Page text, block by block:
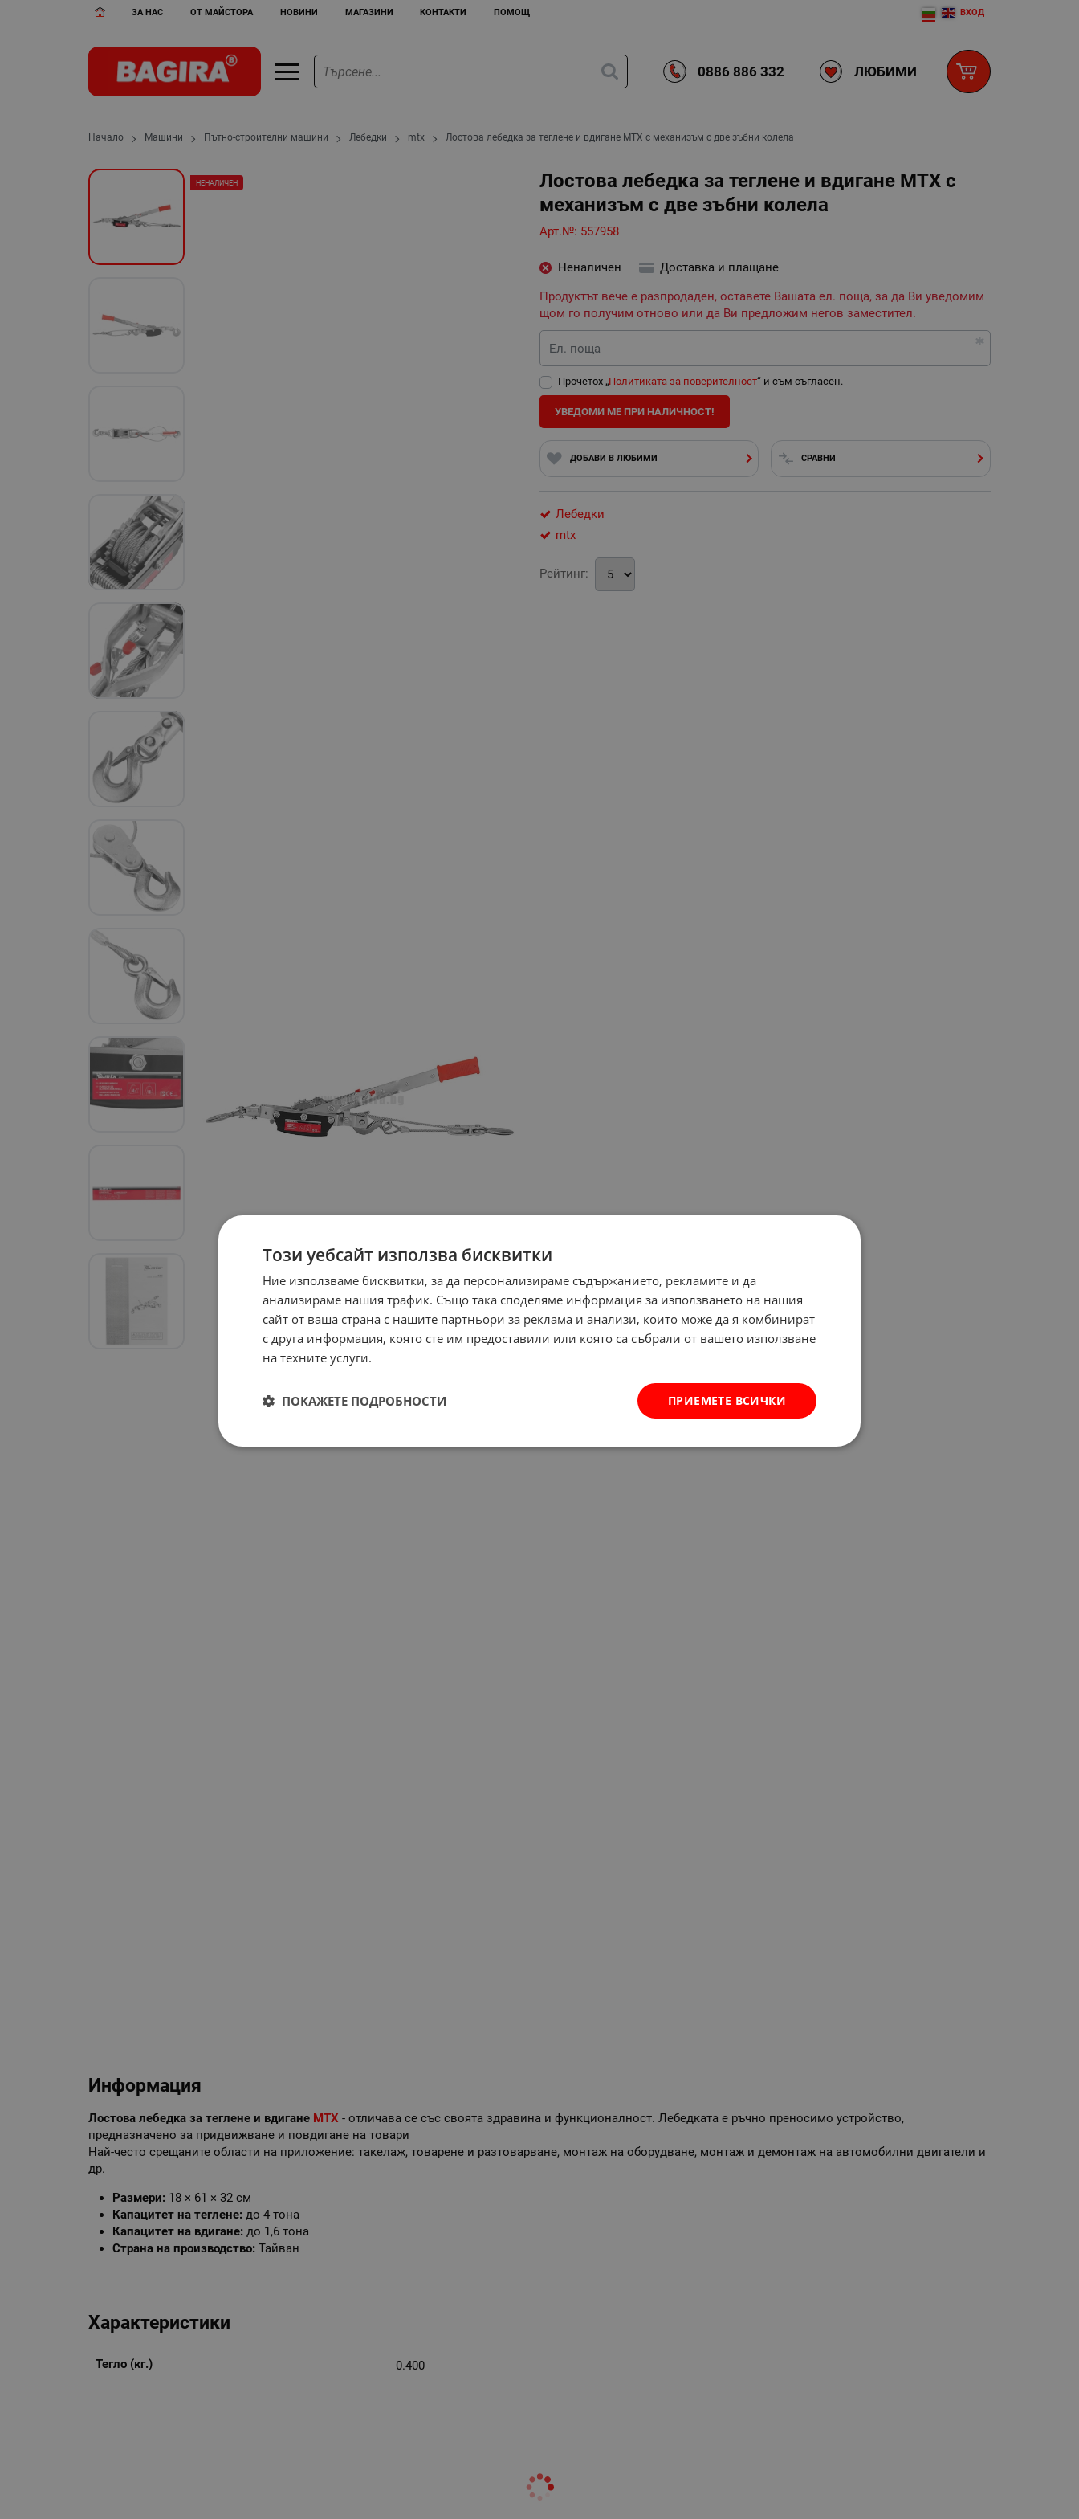
ЗА НАС ОТ МАЙСТОРА НОВИНИ МАГАЗИНИ КОНТАКТИ ПОМОЩ ВХОД
0886 886 332 ЛЮБИМИ
Начало Машини Пътно-строителни машини Лебедки mtx Лостова лебедка за теглене и вдигане MTX с механизъм с две зъбни колела
Лостова лебедка за теглене и вдигане MTX с
механизъм с две зъбни колела
Арт.№: 557958
НЕНАЛИЧЕН
Неналичен
Доставка и плащане
Продуктът вече е разпродаден, оставете Вашата ел. поща, за да Ви уведомим
щом го получим отново или да Ви предложим негов заместител.
Ел. поща
Прочетох „Политиката за поверителност“ и съм съгласен.
УВЕДОМИ МЕ ПРИ НАЛИЧНОСТ!
ДОБАВИ В ЛЮБИМИ СРАВНИ
Лебедки
mtx
Рейтинг:
Информация
Лостова лебедка за теглене и вдигане MTX - отличава се със своята здравина и функционалност. Лебедката е ръчно преносимо устройство,
предназначено за придвижване и повдигане на товари
Най-често срещаните области на приложение: такелаж, товарене и разтоварване, монтаж на оборудване, монтаж и демонтаж на автомобилни двигатели и
др.
Размери: 18 × 61 × 32 см
Капацитет на теглене: до 4 тона
Капацитет на вдигане: до 1,6 тона
Страна на производство: Тайван
Характеристики
Тегло (кг.) 0.400
Този уебсайт използва бисквитки
Ние използваме бисквитки, за да персонализираме съдържанието, рекламите и да
анализираме нашия трафик. Също така споделяме информация за използването на нашия
сайт от ваша страна с нашите партньори за реклама и анализи, които може да я комбинират
с друга информация, която сте им предоставили или която са събрали от вашето използване
на техните услуги.
ПРИЕМЕТЕ ВСИЧКИ
ПОКАЖЕТЕ ПОДРОБНОСТИ